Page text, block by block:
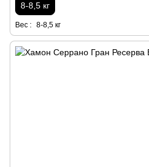
8-8,5 кг
Вес : 8-8,5 кг